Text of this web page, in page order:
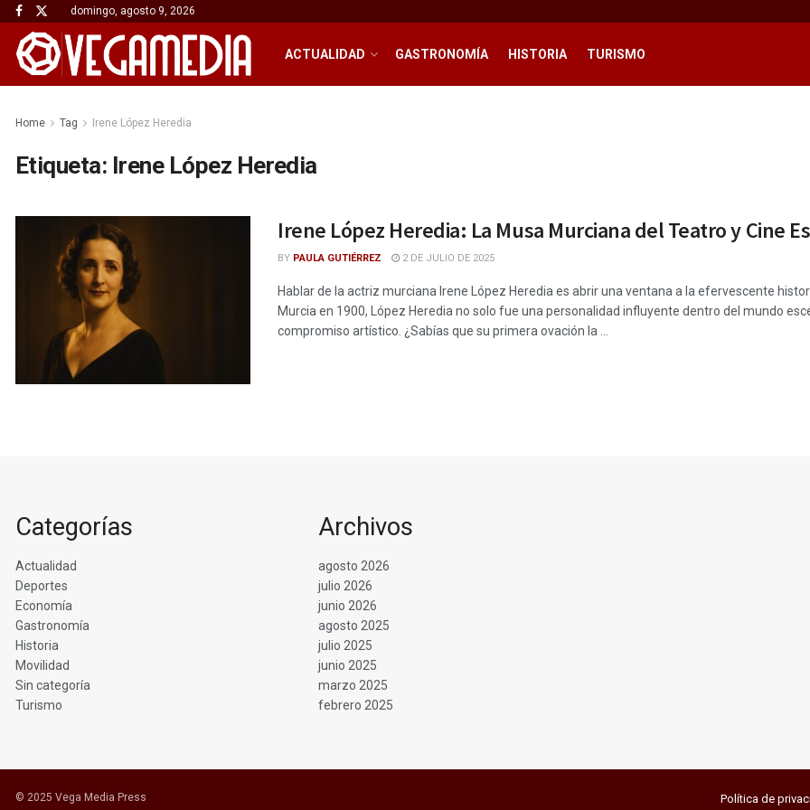
domingo, agosto 9, 2026
ACTUALIDAD GASTRONOMÍA HISTORIA TURISMO
Home Tag Irene López Heredia
Etiqueta: Irene López Heredia
Irene López Heredia: La Musa Murciana del Teatro y Cine
BY PAULA GUTIÉRREZ 2 DE JULIO DE 2025
Hablar de la actriz murciana Irene López Heredia es abrir una ventana a la efervescente
Murcia en 1900, López Heredia no solo fue una personalidad influyente dentro del mundo
compromiso artístico. ¿Sabías que su primera ovación la ...
Categorías
Actualidad
Deportes
Economía
Gastronomía
Historia
Movilidad
Sin categoría
Turismo
Archivos
agosto 2026
julio 2026
junio 2026
agosto 2025
julio 2025
junio 2025
marzo 2025
febrero 2025
Política de
© 2025 Vega Media Press